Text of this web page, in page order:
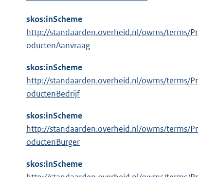
skos:inScheme
http://standaarden.overheid.nl/owms/terms/Pr
oductenAanvraag
skos:inScheme
http://standaarden.overheid.nl/owms/terms/Pr
oductenBedrijf
skos:inScheme
http://standaarden.overheid.nl/owms/terms/Pr
oductenBurger
skos:inScheme